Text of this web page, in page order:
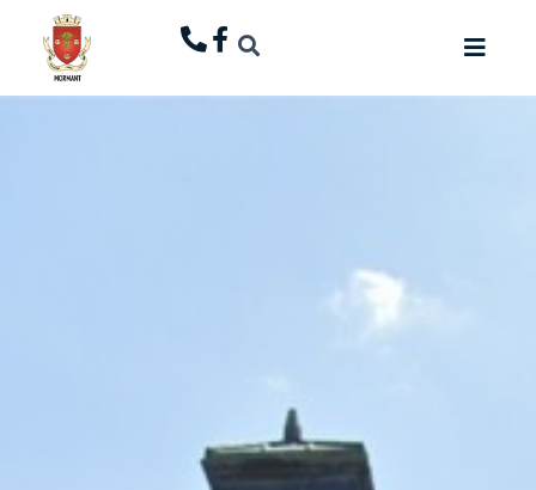
principal